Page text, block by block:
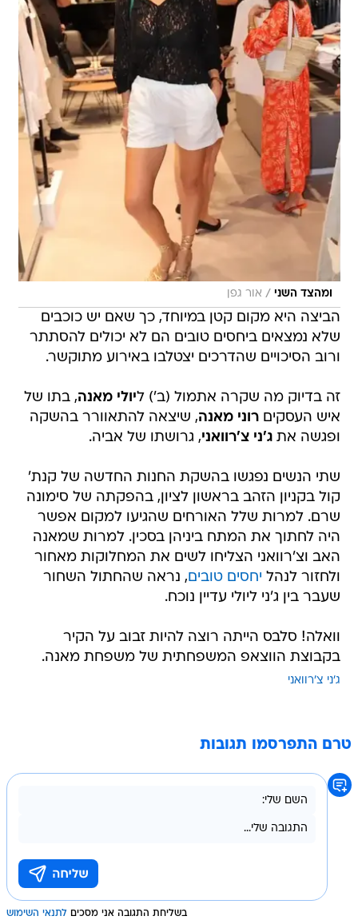
ומהצד השני / אור גפן
הביצה היא מקום קטן במיוחד, כך שאם יש כוכבים
שלא נמצאים ביחסים טובים הם לא יכולים להסתתר
ורוב הסיכויים שהדרכים יצטלבו באירוע מתוקשר.
זה בדיוק מה שקרה אתמול (ב') ליולי מאנה, בתו של
איש העסקיםרוני מאנה, שיצאה להתאוורר בהשקה
ופגשה אתג'ני צ'רוואני, גרושתו של אביה.
שתי הנשים נפגשו בהשקת החנות החדשה של קנת'
קול בקניון הזהב בראשון לציון, בהפקתה של סימונה
שרם. למרות שלל האורחים שהגיעו למקום אפשר
היה לחתוך את המתח ביניהן בסכין. למרות שמאנה
האב וצ'רוואני הצליחו לשים את המחלוקות מאחור
ולחזור לנהל יחסים טובים, נראה שהחתול השחור
שעבר בין ג'ני ליולי עדיין נוכח.
וואלה! סלבס הייתה רוצה להיות זבוב על הקיר
בקבוצת הווצאפ המשפחתית של משפחת מאנה.
ג'ני צ'רוואני
טרם התפרסמו תגובות
בשליחת התגובה אני מסכים לתנאי השימוש